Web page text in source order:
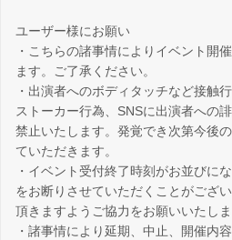
ユーザー様にお願い
・こちらの諸事情によりイベント開
ます。ご了承ください。
・出演者へのボディタッチなど接触
ストーカー行為、SNSに出演者への
禁止いたします。発覚でき次第今後
ていただきます。
・イベント受付終了時刻がお並びに
をお断りさせていただくことがござ
頂きますようご協力をお願いいたし
・諸事情により延期、中止、開催内